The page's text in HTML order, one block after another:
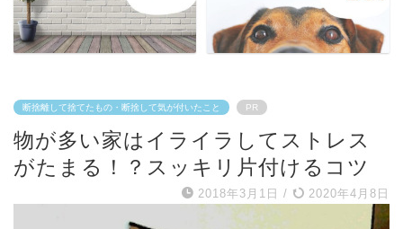
断捨離して捨てたもの・断捨して気が付いたこと PR
物が多い家はイライラしてストレス
がたまる！？スッキリ片付けるコツ
2018年3月1日 / 2020年4月8日